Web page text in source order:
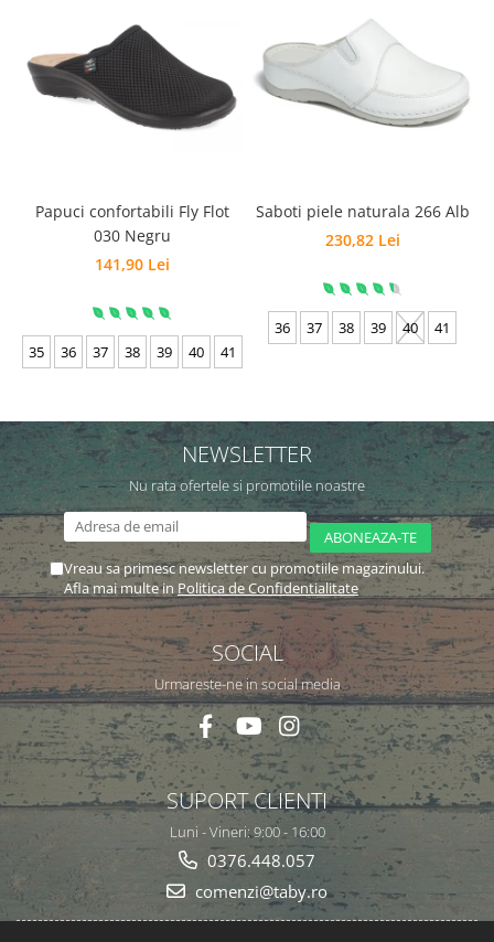
Papuci confortabili Fly Flot
030 Negru
141,90 Lei
35 36 37 38 39 40 41
Saboti piele naturala 266 Alb
230,82 Lei
36 37 38 39 40
41
NEWSLETTER
Nu rata ofertele si promotiile noastre
Vreau sa primesc newsletter cu promotiile magazinului.
Afla mai multe in Politica de Confidentialitate
SOCIAL
Urmareste-ne in social media
SUPORT CLIENTI
Luni - Vineri: 9:00 - 16:00
0376.448.057
comenzi@taby.ro